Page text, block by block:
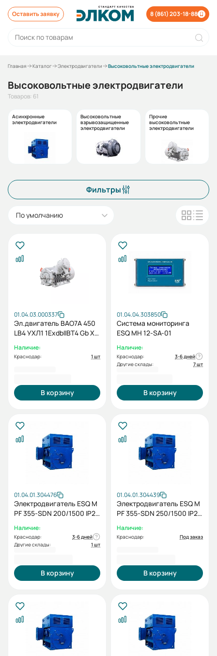
Оставить заявку 8 (861) 203-18-88
Главная Каталог Электродвигатели Высоковольтные электродвигатели
Высоковольтные электродвигатели
Товаров: 61
Асинхронные
электродвигатели
Высоковольтные
взрывозащищенные
электродвигатели
Прочие
высоковольтные
электродвигатели
Фильтры
По умолчанию
01.04.03.000337
Эл.двигатель ВАО7А 450
LB4 УХЛ1 1ExdbIIBT4 Gb X
IM 1001
Наличие:
Краснодар: 1 шт
В корзину
01.04.04.303850
Система мониторинга
ESQ MH 12-SA-01
Наличие:
Краснодар:
3-6 дней
Другие склады:
7 шт
В корзину
01.04.01.304476
Электродвигатель ESQ M
PF 355-SDN 200/1500 IP23
Наличие:
Краснодар:
3-6 дней
Другие склады:
1 шт
В корзину
01.04.01.304439
Электродвигатель ESQ M
PF 355-SDN 250/1500 IP23
Наличие:
Краснодар: Под заказ
В корзину